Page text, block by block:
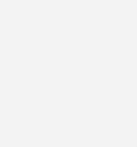
die der
Erweiterung
von
dienen.